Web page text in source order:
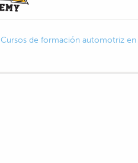
Cursos de formación automotriz en